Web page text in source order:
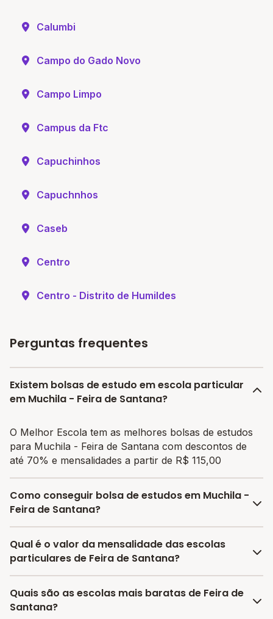
Calumbi
Campo do Gado Novo
Campo Limpo
Campus da Ftc
Capuchinhos
Capuchnhos
Caseb
Centro
Centro - Distrito de Humildes
Perguntas frequentes
Existem bolsas de estudo em escola particular
em Muchila - Feira de Santana?
O Melhor Escola tem as melhores bolsas de estudos
para Muchila - Feira de Santana com descontos de
até 70% e mensalidades a partir de R$ 115,00
Como conseguir bolsa de estudos em Muchila -
Feira de Santana?
O programa de bolsa do Melhor Escola disponibiliza
vagas com até 80% de desconto nas mensalidades.
pré-matrícula no site.
Qual é o valor da mensalidade das escolas
particulares de Feira de Santana?
A média da mensalidade em Feira de Santana é de
R$ 827,50 reais, sendo a mensalidade mais barata
Quais são as escolas mais baratas de Feira de
Santana?